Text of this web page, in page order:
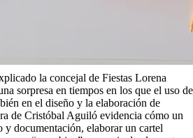
la concejal de Fiestas Lorena
sorpresa en tiempos en los que el uso de
en el diseño y la elaboración de
de Cristóbal Aguiló evidencia cómo un
y documentación, elaborar un cartel